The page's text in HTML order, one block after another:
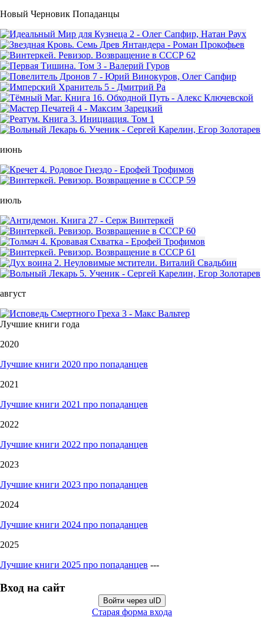
Новый Черновик Попаданцы
июнь
июль
август
Лучшие книги года
2020
Лучшие книги 2020 про попаданцев
2021
Лучшие книги 2021 про попаданцев
2022
Лучшие книги 2022 про попаданцев
2023
Лучшие книги 2023 про попаданцев
2024
Лучшие книги 2024 про попаданцев
2025
Лучшие книги 2025 про попаданцев ---
Вход на сайт
Войти через uID
Старая форма входа